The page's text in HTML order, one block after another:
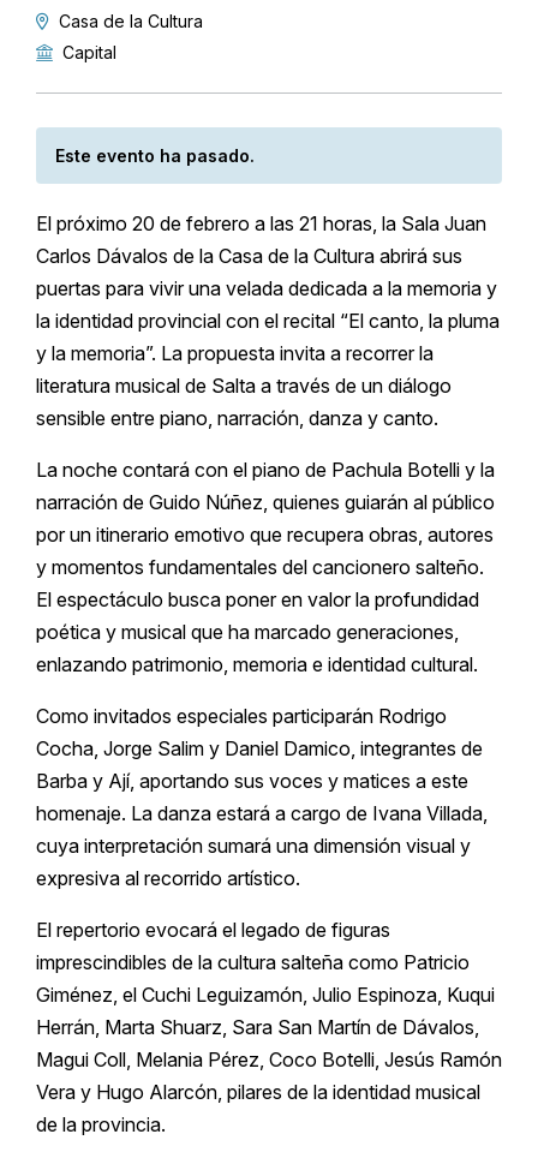
Casa de la Cultura
Capital
Este evento ha pasado.
El próximo 20 de febrero a las 21 horas, la Sala Juan
Carlos Dávalos de la Casa de la Cultura abrirá sus
puertas para vivir una velada dedicada a la memoria y
la identidad provincial con el recital “El canto, la pluma
y la memoria”. La propuesta invita a recorrer la
literatura musical de Salta a través de un diálogo
sensible entre piano, narración, danza y canto.
La noche contará con el piano de Pachula Botelli y la
narración de Guido Núñez, quienes guiarán al público
por un itinerario emotivo que recupera obras, autores
y momentos fundamentales del cancionero salteño.
El espectáculo busca poner en valor la profundidad
poética y musical que ha marcado generaciones,
enlazando patrimonio, memoria e identidad cultural.
Como invitados especiales participarán Rodrigo
Cocha, Jorge Salim y Daniel Damico, integrantes de
Barba y Ají, aportando sus voces y matices a este
homenaje. La danza estará a cargo de Ivana Villada,
cuya interpretación sumará una dimensión visual y
expresiva al recorrido artístico.
El repertorio evocará el legado de figuras
imprescindibles de la cultura salteña como Patricio
Giménez, el Cuchi Leguizamón, Julio Espinoza, Kuqui
Herrán, Marta Shuarz, Sara San Martín de Dávalos,
Magui Coll, Melania Pérez, Coco Botelli, Jesús Ramón
Vera y Hugo Alarcón, pilares de la identidad musical
de la provincia.